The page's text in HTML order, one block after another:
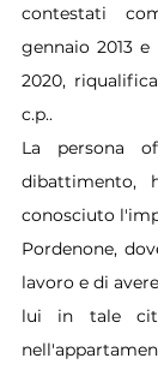
contestati
gennaio 2013
2020,
c.p..
La persona
dibattimento,
conosciuto
Pordenone,
lavoro e di
lui in tale